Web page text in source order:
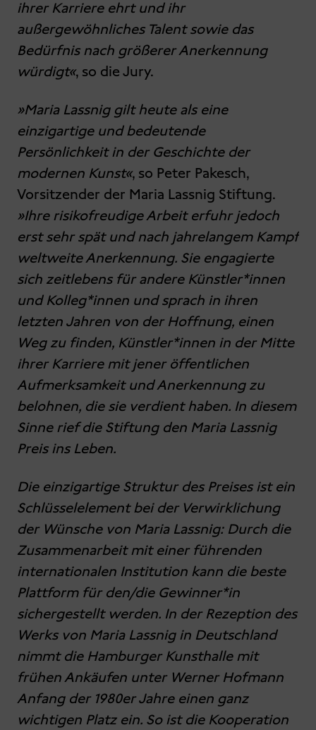
ihrer Karriere ehrt und ihr
außergewöhnliches Talent sowie das
Bedürfnis nach größerer Anerkennung
würdigt«, so die Jury.
»Maria Lassnig gilt heute als eine
einzigartige und bedeutende
Persönlichkeit in der Geschichte der
modernen Kunst«, so Peter Pakesch,
Vorsitzender der Maria Lassnig Stiftung.
»Ihre risikofreudige Arbeit erfuhr jedoch
erst sehr spät und nach jahrelangem Kampf
weltweite Anerkennung. Sie engagierte
sich zeitlebens für andere Künstler*innen
und Kolleg*innen und sprach in ihren
letzten Jahren von der Hoffnung, einen
Weg zu finden, Künstler*innen in der Mitte
ihrer Karriere mit jener öffentlichen
Aufmerksamkeit und Anerkennung zu
belohnen, die sie verdient haben. In diesem
Sinne rief die Stiftung den Maria Lassnig
Preis ins Leben.
Die einzigartige Struktur des Preises ist ein
Schlüsselelement bei der Verwirklichung
der Wünsche von Maria Lassnig: Durch die
Zusammenarbeit mit einer führenden
internationalen Institution kann die beste
Plattform für den/die Gewinner*in
sichergestellt werden. In der Rezeption des
Werks von Maria Lassnig in Deutschland
nimmt die Hamburger Kunsthalle mit
frühen Ankäufen unter Werner Hofmann
Anfang der 1980er Jahre einen ganz
wichtigen Platz ein. So ist die Kooperation